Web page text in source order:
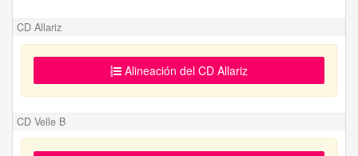
CD Allariz
Alineación del CD Allariz
CD Velle B